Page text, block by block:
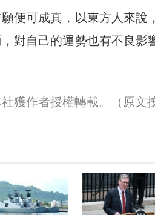
便可成真，以東方人來說
對自己的運勢也有不良影
獲作者授權轉載。 （原文